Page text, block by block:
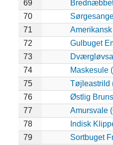
69
70
71
72
Gulbuget
73
74
Maskesule
75
Tøjleastrild
76
Østlig
77
Amursvale
78
Indisk
79
Sortbuget